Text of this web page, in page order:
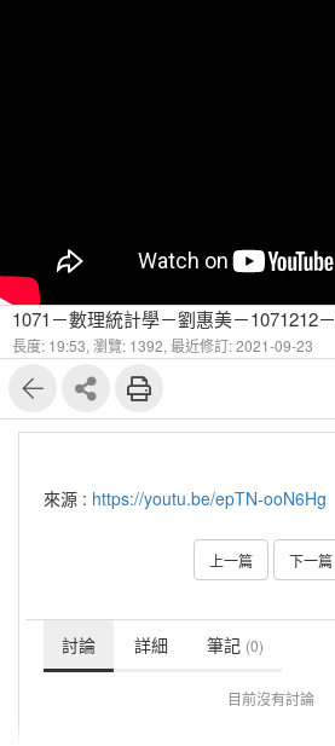
1071－數理統計學－劉惠美－1071212
長度: 19:53, 瀏覽: 1392, 最近修訂: 2021-09-23
來源 : https://youtu.be/epTN-ooN6Hg
上一篇 下一篇
討論 詳細 筆記 (0)
目前沒有討論